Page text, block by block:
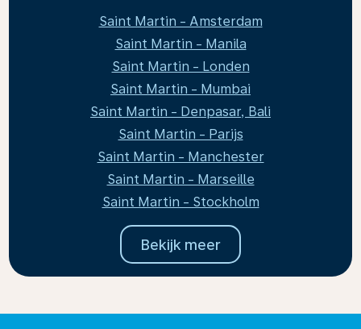
Saint Martin - Amsterdam
Saint Martin - Manila
Saint Martin - Londen
Saint Martin - Mumbai
Saint Martin - Denpasar, Bali
Saint Martin - Parijs
Saint Martin - Manchester
Saint Martin - Marseille
Saint Martin - Stockholm
Bekijk meer